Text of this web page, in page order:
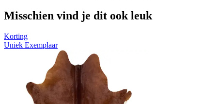
Misschien vind je dit ook leuk
Korting
Uniek Exemplaar